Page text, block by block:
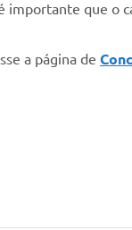
importante que o
a página de